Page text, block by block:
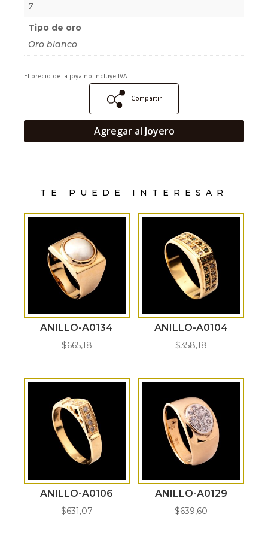
7
Tipo de oro
Oro blanco
El precio de la joya no incluye IVA
Compartir
Agregar al Joyero
TE PUEDE INTERESAR
ANILLO-A0134
$665,18
ANILLO-A0104
$358,18
ANILLO-A0106
$631,07
ANILLO-A0129
$639,60